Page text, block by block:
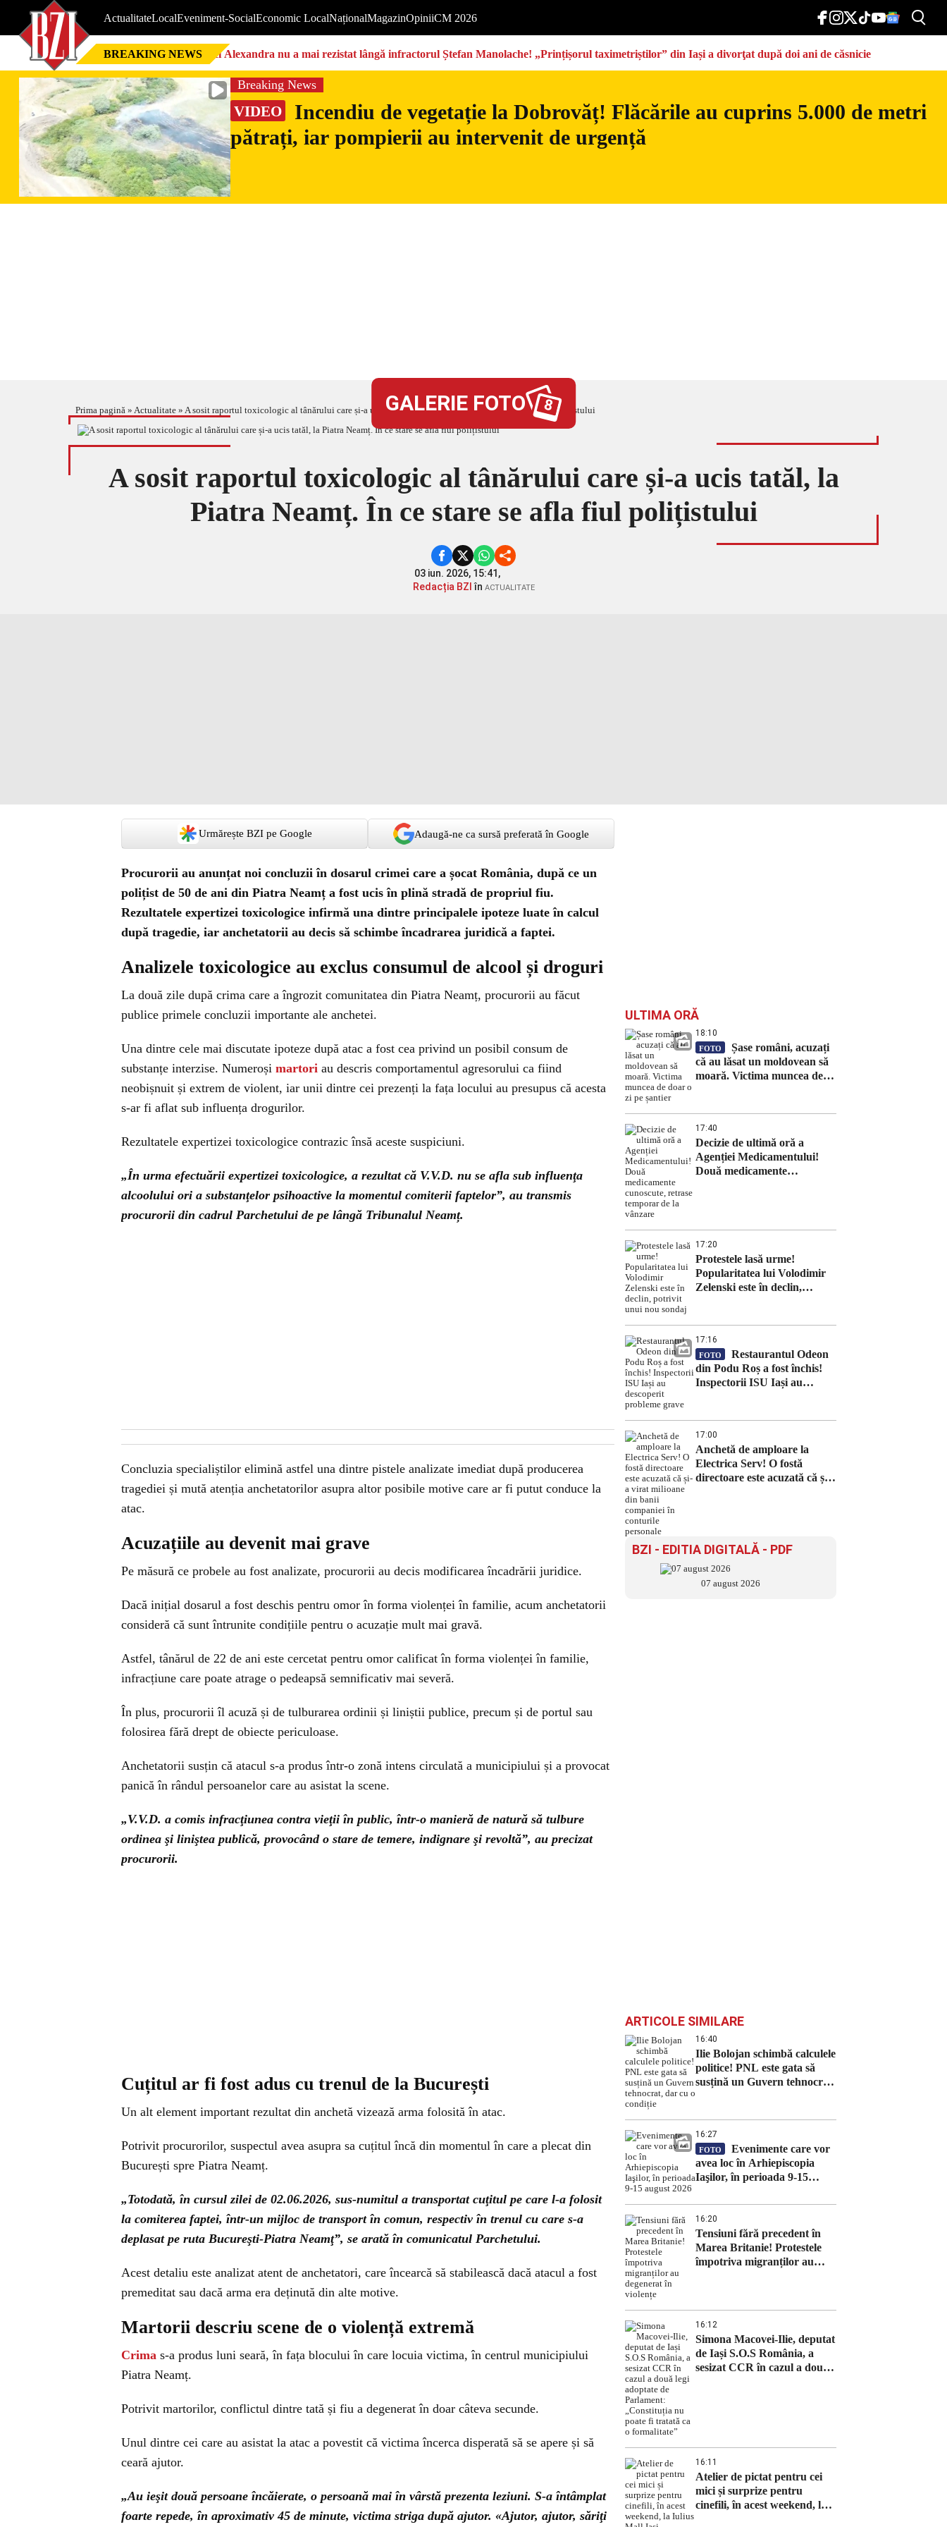
ActualitateLocalEveniment-SocialEconomic LocalNaționalMagazinOpiniiCM 2026
BREAKING NEWS Nici Alexandra nu a mai rezistat lângă infractorul Ștefan Manolache! „Prințișorul taximetriștilor” din Iași a divorţat după doi ani de căsnicie
Breaking News
VIDEO
Incendiu de vegetație la Dobrovăț! Flăcările au cuprins 5.000 de metri
pătrați, iar pompierii au intervenit de urgență
Prima pagină » Actualitate » A sosit raportul toxicologic al tânărului care și-a ucis tatăl, la Piatra Neamț. În ce stare se afla fiul polițistului
GALERIE FOTO 8
A sosit raportul toxicologic al tânărului care și-a ucis tatăl, la
Piatra Neamț. În ce stare se afla fiul polițistului
03 iun. 2026, 15:41,
Redacția BZI în ACTUALITATE
Urmărește BZI pe Google Adaugă-ne ca sursă preferată în Google
Procurorii au anunțat noi concluzii în dosarul crimei care a șocat România, după ce un
polițist de 50 de ani din Piatra Neamț a fost ucis în plină stradă de propriul fiu.
Rezultatele expertizei toxicologice infirmă una dintre principalele ipoteze luate în calcul
după tragedie, iar anchetatorii au decis să schimbe încadrarea juridică a faptei.
Analizele toxicologice au exclus consumul de alcool și droguri
La două zile după crima care a îngrozit comunitatea din Piatra Neamț, procurorii au făcut
publice primele concluzii importante ale anchetei.
Una dintre cele mai discutate ipoteze după atac a fost cea privind un posibil consum de
substanțe interzise. Numeroși martori au descris comportamentul agresorului ca fiind
neobișnuit și extrem de violent, iar unii dintre cei prezenți la fața locului au presupus că acesta
s-ar fi aflat sub influența drogurilor.
Rezultatele expertizei toxicologice contrazic însă aceste suspiciuni.
„În urma efectuării expertizei toxicologice, a rezultat că V.V.D. nu se afla sub influenţa
alcoolului ori a substanţelor psihoactive la momentul comiterii faptelor”, au transmis
procurorii din cadrul Parchetului de pe lângă Tribunalul Neamț.
Concluzia specialiștilor elimină astfel una dintre pistele analizate imediat după producerea
tragediei și mută atenția anchetatorilor asupra altor posibile motive care ar fi putut conduce la
atac.
Acuzațiile au devenit mai grave
Pe măsură ce probele au fost analizate, procurorii au decis modificarea încadrării juridice.
Dacă inițial dosarul a fost deschis pentru omor în forma violenței în familie, acum anchetatorii
consideră că sunt întrunite condițiile pentru o acuzație mult mai gravă.
Astfel, tânărul de 22 de ani este cercetat pentru omor calificat în forma violenței în familie,
infracțiune care poate atrage o pedeapsă semnificativ mai severă.
În plus, procurorii îl acuză și de tulburarea ordinii și liniștii publice, precum și de portul sau
folosirea fără drept de obiecte periculoase.
Anchetatorii susțin că atacul s-a produs într-o zonă intens circulată a municipiului și a provocat
panică în rândul persoanelor care au asistat la scene.
„V.V.D. a comis infracţiunea contra vieţii în public, într-o manieră de natură să tulbure
ordinea şi liniştea publică, provocând o stare de temere, indignare şi revoltă”, au precizat
procurorii.
Cuțitul ar fi fost adus cu trenul de la București
Un alt element important rezultat din anchetă vizează arma folosită în atac.
Potrivit procurorilor, suspectul avea asupra sa cuțitul încă din momentul în care a plecat din
București spre Piatra Neamț.
„Totodată, în cursul zilei de 02.06.2026, sus-numitul a transportat cuţitul pe care l-a folosit
la comiterea faptei, într-un mijloc de transport în comun, respectiv în trenul cu care s-a
deplasat pe ruta Bucureşti-Piatra Neamţ”, se arată în comunicatul Parchetului.
Acest detaliu este analizat atent de anchetatori, care încearcă să stabilească dacă atacul a fost
premeditat sau dacă arma era deținută din alte motive.
Martorii descriu scene de o violență extremă
Crima s-a produs luni seară, în fața blocului în care locuia victima, în centrul municipiului
Piatra Neamț.
Potrivit martorilor, conflictul dintre tată și fiu a degenerat în doar câteva secunde.
Unul dintre cei care au asistat la atac a povestit că victima încerca disperată să se apere și să
ceară ajutor.
„Au ieşit două persoane încăierate, o persoană mai în vârstă prezenta leziuni. S-a întâmplat
foarte repede, în aproximativ 45 de minute, victima striga după ajutor. «Ajutor, ajutor, săriţi
ULTIMA ORĂ
18:10
FOTO
Șase români, acuzați
că au lăsat un moldovean să
moară. Victima muncea de
17:40
Decizie de ultimă oră a
Agenției Medicamentului!
Două medicamente
17:20
Protestele lasă urme!
Popularitatea lui Volodimir
Zelenski este în declin,
17:16
FOTO
Restaurantul Odeon
din Podu Roș a fost închis!
Inspectorii ISU Iași au
17:00
Anchetă de amploare la
Electrica Serv! O fostă
directoare este acuzată că și-a
BZI - EDITIA DIGITALĂ - PDF
07 august 2026
ARTICOLE SIMILARE
16:40
Ilie Bolojan schimbă calculele
politice! PNL este gata să
susțină un Guvern tehnocrat,
16:27
FOTO
Evenimente care vor
avea loc în Arhiepiscopia
Iaşilor, în perioada 9-15
16:20
Tensiuni fără precedent în
Marea Britanie! Protestele
împotriva migranților au
16:12
Simona Macovei-Ilie, deputat
de Iași S.O.S România, a
sesizat CCR în cazul a două
16:11
Atelier de pictat pentru cei
mici și surprize pentru
cinefili, în acest weekend, la